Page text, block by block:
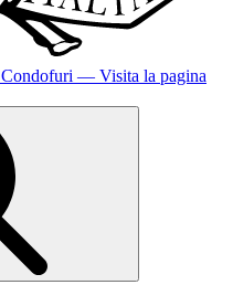
Condofuri — Visita la pagina